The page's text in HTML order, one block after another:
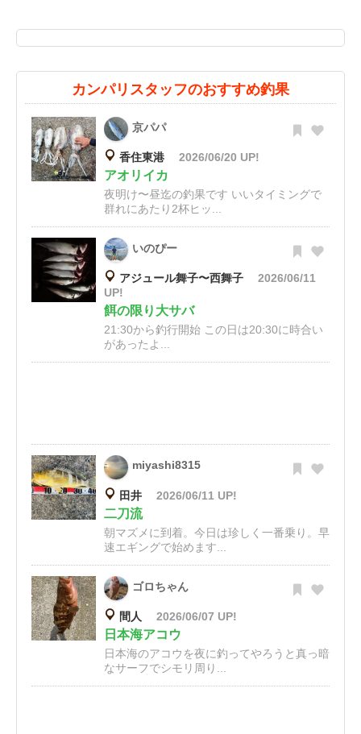
カンパリスタッフのおすすめ釣果
京パパ
香住東港 2026/06/20 UP!
アオリイカ
夜明け〜昼迄の釣果です いいタイミングで
群れにあたり2杯ヒッ...
いのぴー
アジュール舞子〜西舞子
2026/06/11
UP!
餌の限り大サバ
21:30から釣行開始 この日は20:30に時合い
があったよ...
miyashi8315
田井 2026/06/11 UP!
二刀流
朝マズメに到着。今日は珍しく一番乗り。早
速エギングで始めます...
ゴロちゃん
間人 2026/06/07 UP!
日本海アコウ
日本海のアコウを夜に釣ってやろうと真っ暗
なサーフでシモリ周り...